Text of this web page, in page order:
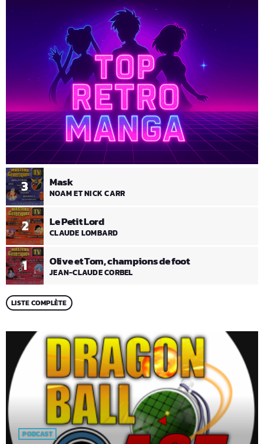
1 Olive et Tom, champions de foot
JEAN-CLAUDE CORBEL
2 Le Petit Lord
CLAUDE LOMBARD
3 Mask
NOAM ET NICK CARR
LISTE COMPLÈTE
PODCAST